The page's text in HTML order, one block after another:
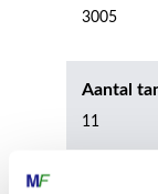
3005
Aantal
11